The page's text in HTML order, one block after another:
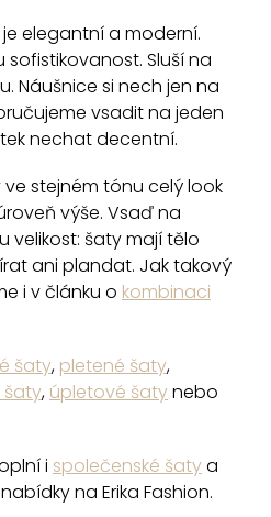
í
p
r
v
k
y
v
ý
p
i
elegantní a moderní.
Sluší na
Náušnice si nech jen na
vsadit na jeden
nechat decentní.
stejném tónu celý look
výše. Vsaď na
velikost: šaty mají tělo
ani plandat. Jak takový
i v článku o kombinaci
šaty, pletené šaty,
šaty, úpletové šatynebo
i společenské šatya
na Erika Fashion.